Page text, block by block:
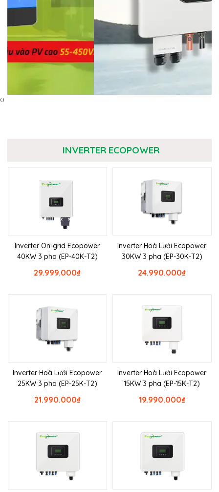
0
INVERTER ECOPOWER
Inverter On-grid Ecopower
40KW 3 pha (EP-40K-T2)
₫
29.999.000
Inverter Hoà Lưới Ecopower
30KW 3 pha (EP-30K-T2)
₫
24.990.000
Inverter Hoà Lưới Ecopower
25KW 3 pha (EP-25K-T2)
₫
21.990.000
Inverter Hoà Lưới Ecopower
15KW 3 pha (EP-15K-T2)
₫
19.990.000